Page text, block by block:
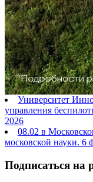
Университет
управления
2026
08.02 в
московской науки. 6
Подписаться на